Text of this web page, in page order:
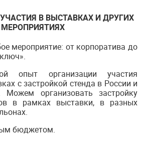
В ВЫСТАВКАХ И ДРУГИХ
МЕРОПРИЯТИЯХ
мероприятие: от корпоратива до
опыт организации участия
с застройкой стенда в России и
организовать застройку
в рамках выставки, в разных
бюджетом.